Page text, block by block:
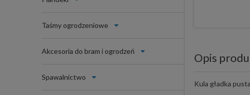
Taśmy ogrodzeniowe
Akcesoria do bram i ogrodzeń
Spawalnictwo
Opis
Kula gładka